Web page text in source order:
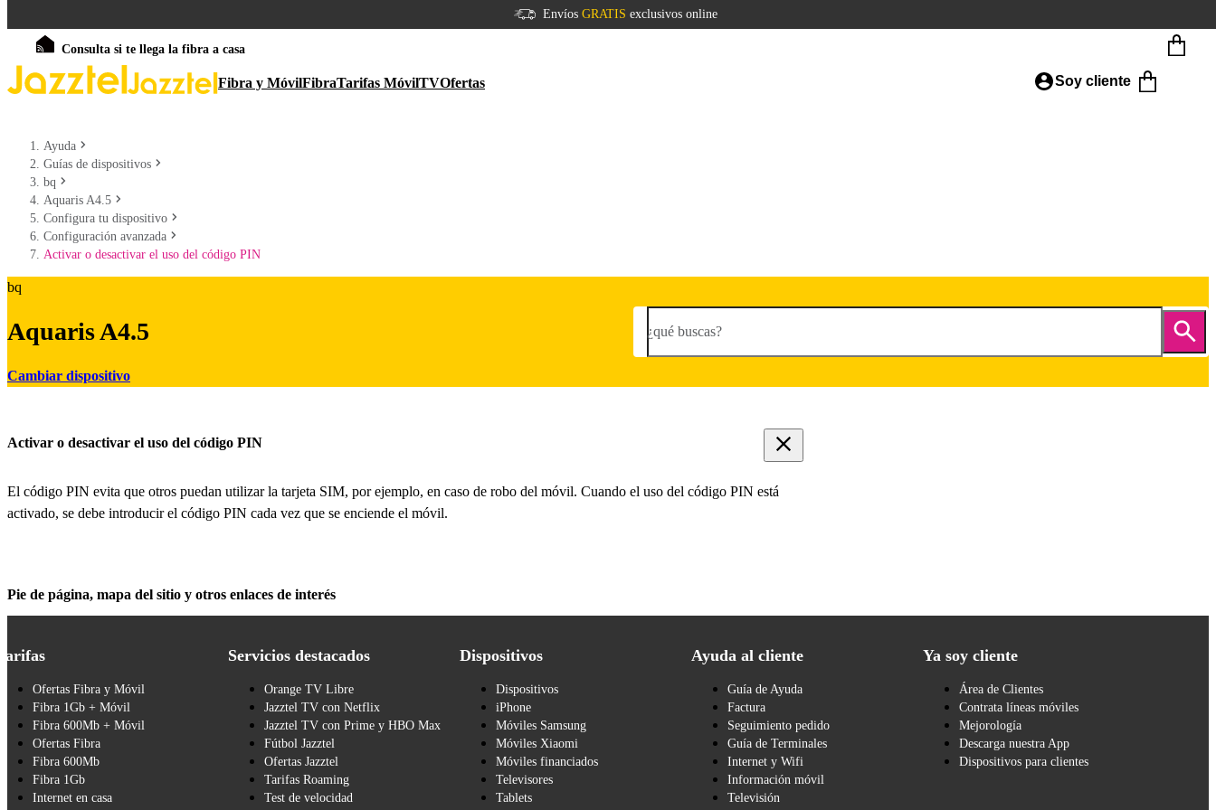
Envíos GRATIS exclusivos online
Consulta si te llega la fibra a casa
Fibra y MóvilFibraTarifas MóvilTVOfertas Soy cliente
Ayuda
Guías de dispositivos
bq
Aquaris A4.5
Configura tu dispositivo
Configuración avanzada
Activar o desactivar el uso del código PIN
bq
Aquaris A4.5
Cambiar dispositivo
¿qué buscas?
Activar o desactivar el uso del código PIN
El código PIN evita que otros puedan utilizar la tarjeta SIM, por ejemplo, en caso de robo del móvil. Cuando el uso del código PIN está
activado, se debe introducir el código PIN cada vez que se enciende el móvil.
Pie de página, mapa del sitio y otros enlaces de interés
Ofertas Fibra y Móvil
Fibra 1Gb + Móvil
Fibra 600Mb + Móvil
Ofertas Fibra
Fibra 600Mb
Fibra 1Gb
Internet en casa
Servicios destacados
Orange TV Libre
Jazztel TV con Netflix
Jazztel TV con Prime y HBO Max
Fútbol Jazztel
Ofertas Jazztel
Tarifas Roaming
Test de velocidad
Dispositivos
Dispositivos
iPhone
Móviles Samsung
Móviles Xiaomi
Móviles financiados
Televisores
Tablets
Ayuda al cliente
Guía de Ayuda
Factura
Seguimiento pedido
Guía de Terminales
Internet y Wifi
Información móvil
Televisión
Ya soy cliente
Área de Clientes
Contrata líneas móviles
Mejorología
Descarga nuestra App
Dispositivos para clientes